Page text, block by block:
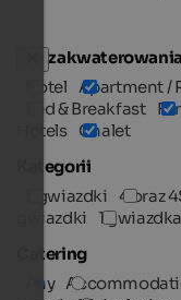
Typ zakwaterowania
Hotel Apartment /
Bed & Breakfast
Hotels Chalet
Kategorii
5 gwiazdki 4 oraz
gwiazdki 1 gwiazdka
Catering
Any